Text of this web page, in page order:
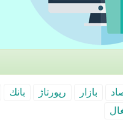
بازار رپورتاژ بانك